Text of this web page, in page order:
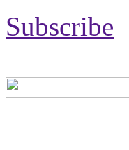
Subscribe